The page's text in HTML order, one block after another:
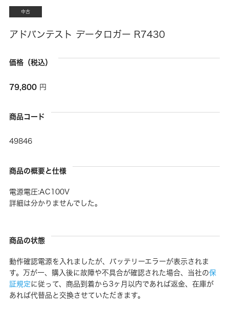
中古
アドバンテスト データロガー R7430
価格（税込）
79,800 円
商品コード
49846
商品の概要と仕様
電源電圧:AC100V
詳細は分かりませんでした。
商品の状態
動作確認電源を入れましたが、バッテリーエラーが表示されま
す。万が一、購入後に故障や不具合が確認された場合、当社の保
証規定に従って、商品到着から3ヶ月以内であれば返金、在庫が
あれば代替品と交換させていただきます。